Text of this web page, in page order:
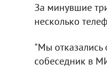
За минувшие
несколько
"Мы отказались
собеседник в